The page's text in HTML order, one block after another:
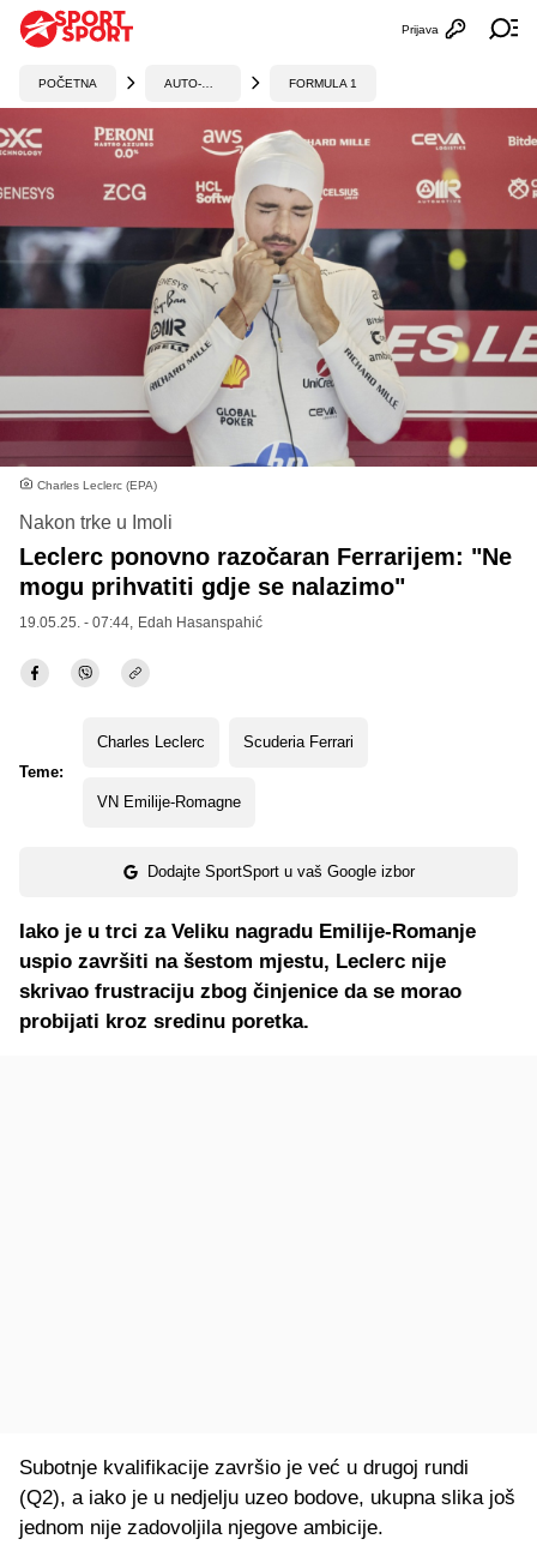
Otvori
Prijava
POČETNA FORMULA 1
Charles Leclerc (EPA)
Nakon trke u Imoli
Leclerc ponovno razočaran Ferrarijem: "Ne
mogu prihvatiti gdje se nalazimo"
19.05.25. - 07:44, Edah Hasanspahić
Teme:
Charles Leclerc Scuderia Ferrari
VN Emilije-Romagne
Dodajte SportSport u vaš Google izbor
Iako je u trci za Veliku nagradu Emilije-Romanje
uspio završiti na šestom mjestu, Leclerc nije
skrivao frustraciju zbog činjenice da se morao
probijati kroz sredinu poretka.
Subotnje kvalifikacije završio je već u drugoj rundi
(Q2), a iako je u nedjelju uzeo bodove, ukupna slika još
jednom nije zadovoljila njegove ambicije.